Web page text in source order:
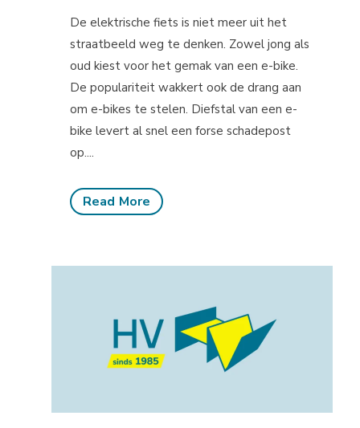
De elektrische fiets is niet meer uit het
straatbeeld weg te denken. Zowel jong als
oud kiest voor het gemak van een e-bike.
De populariteit wakkert ook de drang aan
om e-bikes te stelen. Diefstal van een e-
bike levert al snel een forse schadepost
op....
Read More